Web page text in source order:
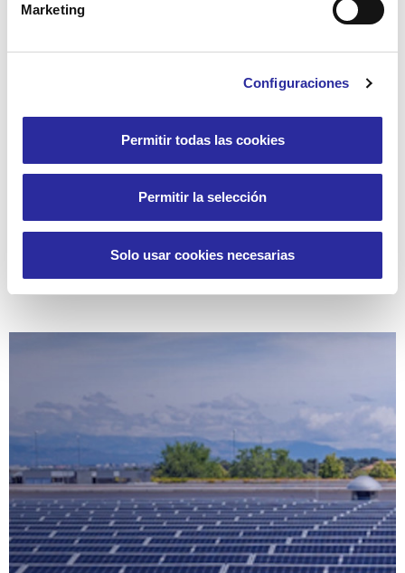
Marketing
Configuraciones
Permitir todas las cookies
Permitir la selección
Solo usar cookies necesarias